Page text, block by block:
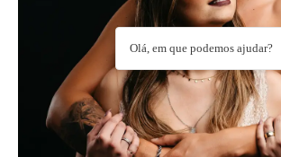
Olá, em que podemos ajudar?